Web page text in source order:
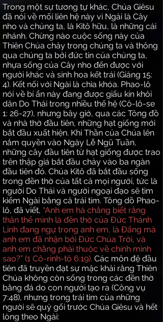
Trong một sự tương tự khác, Chúa Giêsu
đã nói về mối liên hệ này vì Ngài là Cây
nho và chúng ta, là Kitô hữu, là những cái
nhánh. Chừng nào cuộc sống này của
Thiên Chúa chảy trong chúng ta và thông
qua chúng ta bởi đức tin của chúng ta,
nhựa sống của Cây nho đến được với
người khác và sinh hoa kết trái (Giăng 15:
4). Kết nối với Ngài là chìa khóa. Phao-lô
nói về bí ẩn này đang được giấu kín khỏi
dân Do Thái trong nhiều thế hệ (Cô-lô-se
1: 26-27), nhưng bây giờ, qua các Tông đồ
và nhà thờ đầu tiên, những hạt giống mới
bắt đầu xuất hiện. Khi Thần của Chúa lên
nắm quyền vào Ngày Lễ Ngũ Tuần,
những cây đầu tiên từ hạt giống được trao
trên thập giá bắt đầu chảy vào ba ngàn
đầu tiên đó. Chúa Kitô đã bắt đầu sống
trong đền thờ của tất cả mọi người, tức là
người Do Thái và người ngoại đạo sẽ tìm
kiếm Ngài bằng cả trái tim. Tông dồ Phao-
lô, đã viết, “Anh em há chẳng biết rằng
thân thể mình là đền thờ của Đức Thánh
Linh đang ngự trong anh em, là Đấng mà
anh em đã nhận bởi Đức Chúa Trời, và
anh em chẳng phải thuộc về chính mình
sao?” (1 Cô-rinh-tô 6:19). Các môn đệ đầu
tiên đã truyền đạt sự mặc khải rằng Thiên
Chúa không còn sống trong các đền thờ
bằng đá do con người tạo ra (Công vụ
7:48), nhưng trong trái tim của những
người sẽ quỳ gối trước Chúa Giêsu và hết
lòng theo Ngài: